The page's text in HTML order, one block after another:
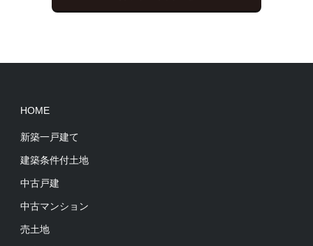
HOME
新築一戸建て
建築条件付土地
中古戸建
中古マンション
売土地